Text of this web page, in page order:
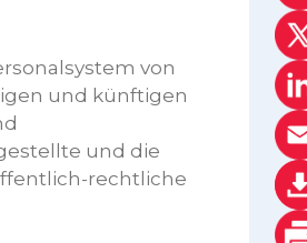
von
und künftigen
und die
rechtliche